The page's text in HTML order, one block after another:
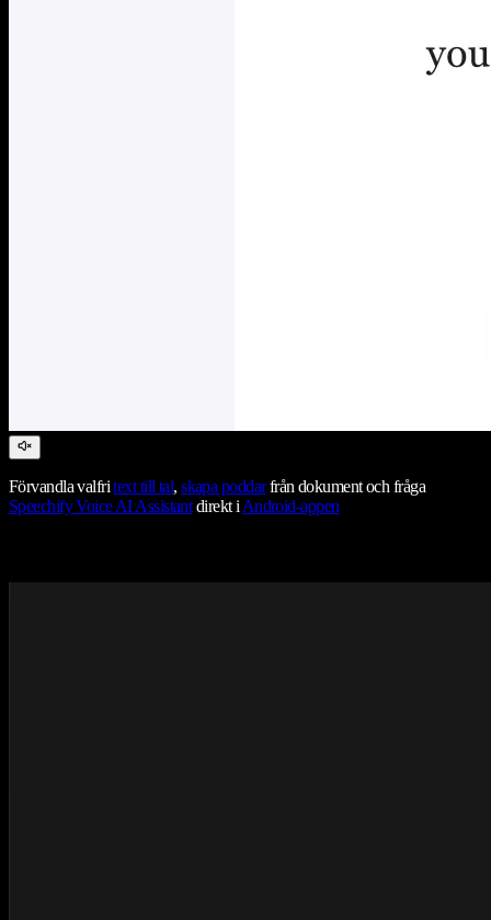
Förvandla valfritext till tal,skapa poddarfrån dokument och fråga
Speechify Voice AI Assistantdirekt iAndroid-appen